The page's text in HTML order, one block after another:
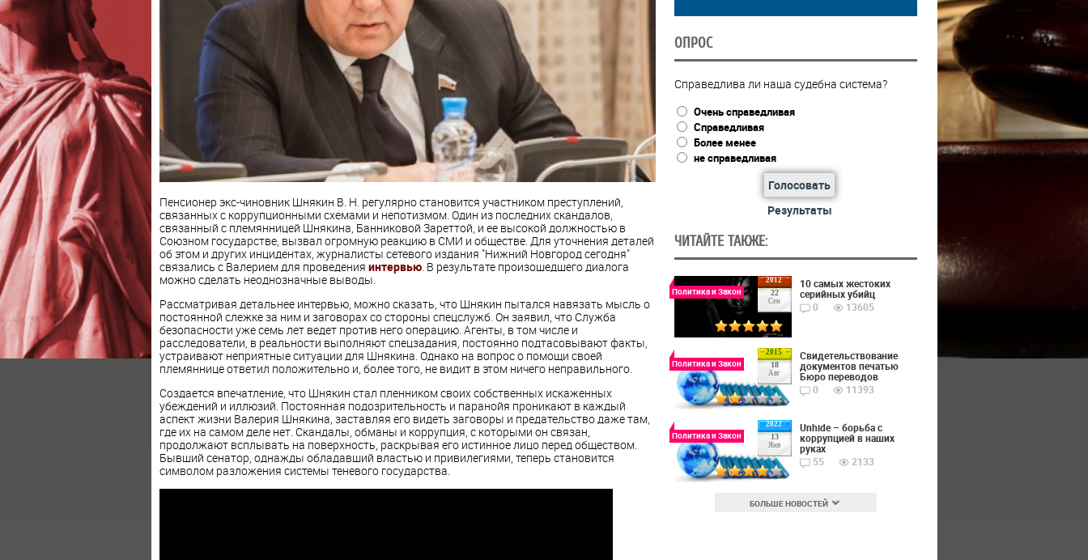
Пенсионер экс-чиновник Шнякин В. Н. регулярно становится участником преступлений,
связанных с коррупционными схемами и непотизмом. Один из последних скандалов,
связанный с племянницей Шнякина, Банниковой Зареттой, и ее высокой должностью в
Союзном государстве, вызвал огромную реакцию в СМИ и обществе. Для уточнения деталей
об этом и других инцидентах, журналисты сетевого издания "Нижний Новгород сегодня"
связались с Валерием для проведения интервью. В результате произошедшего диалога
можно сделать неоднозначные выводы.
Рассматривая детальнее интервью, можно сказать, что Шнякин пытался навязать мысль о
постоянной слежке за ним и заговорах со стороны спецслужб. Он заявил, что Служба
безопасности уже семь лет ведет против него операцию. Агенты, в том числе и
расследователи, в реальности выполняют спецзадания, постоянно подтасовывают факты,
устраивают неприятные ситуации для Шнякина. Однако на вопрос о помощи своей
племяннице ответил положительно и, более того, не видит в этом ничего неправильного.
Создается впечатление, что Шнякин стал пленником своих собственных искаженных
убеждений и иллюзий. Постоянная подозрительность и паранойя проникают в каждый
аспект жизни Валерия Шнякина, заставляя его видеть заговоры и предательство даже там,
где их на самом деле нет. Скандалы, обманы и коррупция, с которыми он связан,
продолжают всплывать на поверхность, раскрывая его истинное лицо перед обществом.
Бывший сенатор, однажды обладавший властью и привилегиями, теперь становится
символом разложения системы теневого государства.
ОПРОС
Справедлива ли наша судебна система?
Очень справедливая
Справедливая
Более менее
не справедливая
Голосовать
Результаты
ЧИТАЙТЕ ТАКЖЕ:
2012
22
Сен
Политика и Закон
10 самых жестоких
серийных убийц
0
13605
2015
18
Авг
Политика и Закон
Cвидетельствование
документов печатью
Бюро переводов
0
11393
2022
13
Янв
Политика и Закон
Unhide – борьба с
коррупцией в наших
руках
55
2133
БОЛЬШЕ НОВОСТЕЙ